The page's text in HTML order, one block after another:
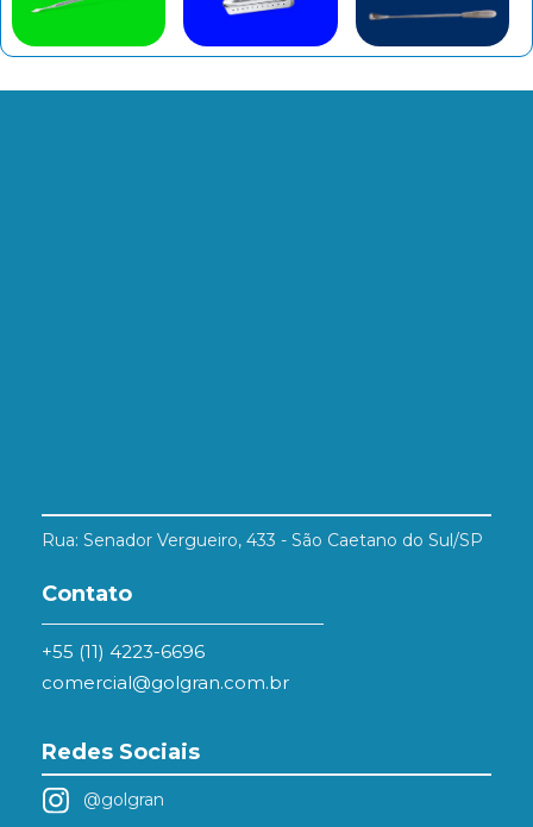
Rua: Senador Vergueiro, 433 - São Caetano do Sul/SP
Contato
+55 (11) 4223-6696
comercial@golgran.com.br
Redes Sociais
@golgran